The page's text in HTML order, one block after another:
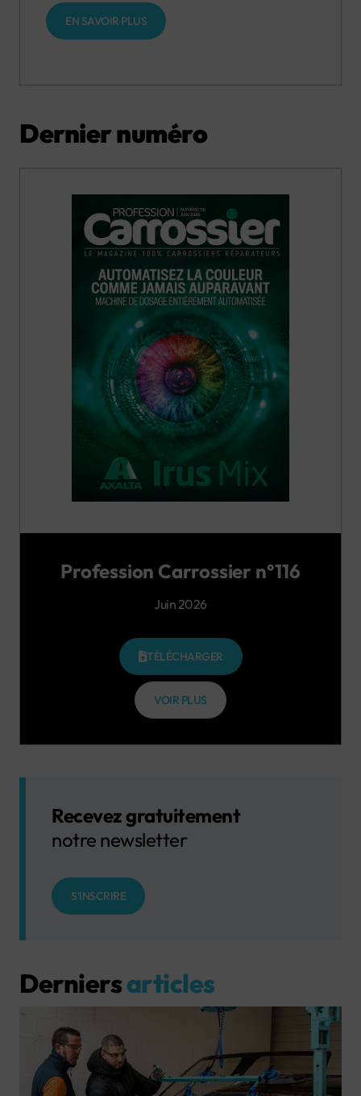
EN SAVOIR PLUS
Dernier numéro
Profession Carrossier n°116
Juin 2026
TÉLÉCHARGER
VOIR PLUS
Recevez gratuitement
notre newsletter
S'INSCRIRE
Derniersarticles